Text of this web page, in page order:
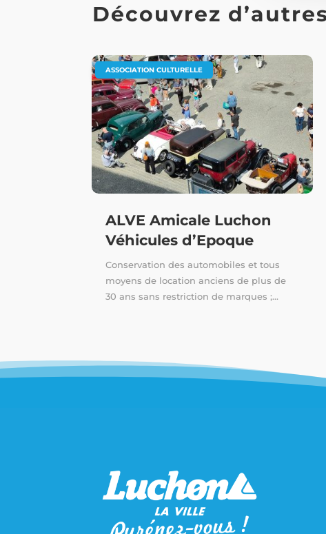
Découvrez
ALVE Amicale Luchon
Véhicules d’Epoque
ASSOCIATION CULTURELLE
Conservation des automobiles et tous
moyens de location anciens de plus de
30 ans sans restriction de marques ;...